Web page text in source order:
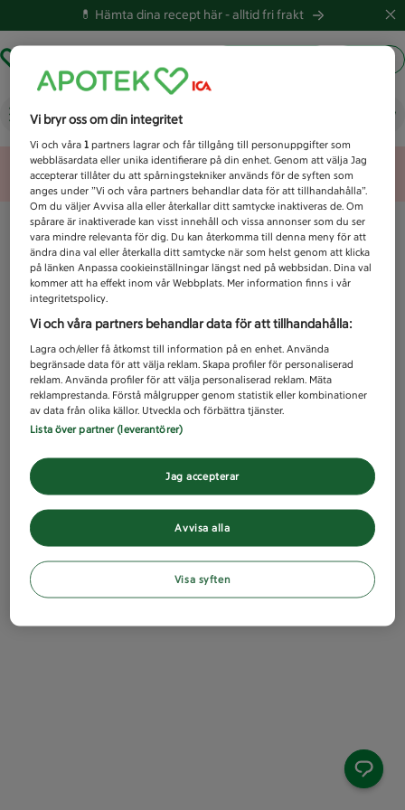
💊 Hämta dina recept här -alltid fri frakt
Vad letar du efter idag?
Unknown error
Vi bryr oss om din integritet
Vi och våra1 partners lagrar och får tillgång till personuppgifter som
webbläsardata eller unika identifierare på din enhet. Genom att välja Jag
accepterar tillåter du att spårningstekniker används för de syften som
anges under ”Vi och våra partners behandlar data för att tillhandahålla”.
Om du väljer Avvisa alla eller återkallar ditt samtycke inaktiveras de. Om
spårare är inaktiverade kan visst innehåll och vissa annonser som du ser
vara mindre relevanta för dig. Du kan återkomma till denna meny för att
ändra dina val eller återkalla ditt samtycke när som helst genom att klicka
på länken Anpassa cookieinställningar längst ned på webbsidan. Dina val
kommer att ha effekt inom vår Webbplats. Mer information finns i vår
integritetspolicy.
Vi och våra partners behandlar data för att tillhandahålla:
Lagra och/eller få åtkomst till information på en enhet. Använda
begränsade data för att välja reklam. Skapa profiler för personaliserad
reklam. Använda profiler för att välja personaliserad reklam. Mäta
reklamprestanda. Förstå målgrupper genom statistik eller kombinationer
av data från olika källor. Utveckla och förbättra tjänster.
Lista över partner (leverantörer)
Avvisa alla
Jag accepterar
Visa syften